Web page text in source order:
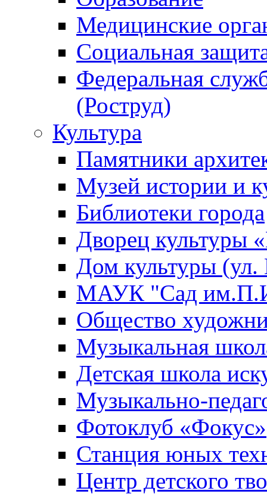
Медицинские
Социальная
Федеральная
(Роструд)
Культура
Памятники
Музей истории и
Библиотеки города
Дворец культуры
Дом культуры (ул.
МАУК "Сад
Общество
Музыкальная
Детская школа
Музыкально-
Фотоклуб «Фокус»
Станция юных
Центр детского